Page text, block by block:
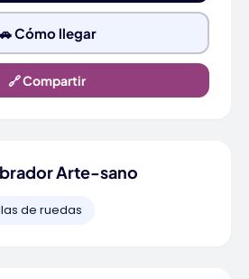
Cómo llegar
🔗 Compartir
Arte-sano
de ruedas